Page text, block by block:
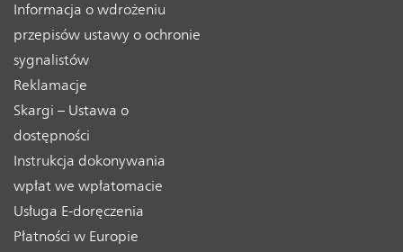
Informacja o wdrożeniu
przepisów ustawy o ochronie
sygnalistów
Reklamacje
Skargi – Ustawa o
dostępności
Instrukcja dokonywania
wpłat we wpłatomacie
Usługa E-doręczenia
Płatności w Europie